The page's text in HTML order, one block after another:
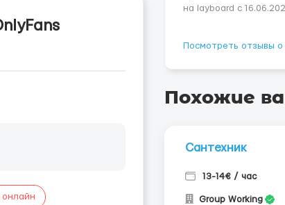
онлайн
на layboard с
Посмотреть отзывы
Похожие
Сантехник
13-14€ / час
Group Working